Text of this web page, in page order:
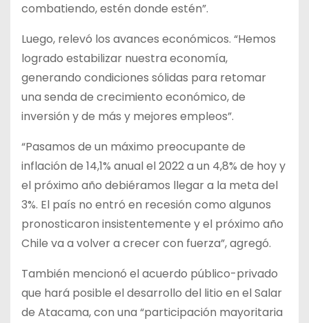
combatiendo, estén donde estén”.
Luego, relevó los avances económicos. “Hemos
logrado estabilizar nuestra economía,
generando condiciones sólidas para retomar
una senda de crecimiento económico, de
inversión y de más y mejores empleos”.
“Pasamos de un máximo preocupante de
inflación de 14,1% anual el 2022 a un 4,8% de hoy y
el próximo año debiéramos llegar a la meta del
3%. El país no entró en recesión como algunos
pronosticaron insistentemente y el próximo año
Chile va a volver a crecer con fuerza”, agregó.
También mencionó el acuerdo público-privado
que hará posible el desarrollo del litio en el Salar
de Atacama, con una “participación mayoritaria